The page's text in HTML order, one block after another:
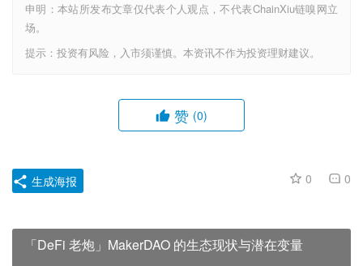
申明：本站所发布文章仅代表个人观点，不代表ChainXiu链嗅网立
场。
提示：投资有风险，入市须谨慎。本资讯不作为投资理财建议。
赞 (0)
0 0
生成海报
「DeFi 老炮」MakerDAO 的生态现状与潜在变量